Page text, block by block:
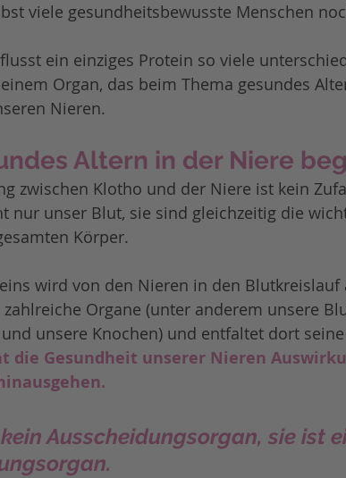
viele gesundheitsbewusste Menschen
ein einziges Protein so viele
Organ, das beim Thema gesundes
Nieren.
Altern in der Niere
zwischen Klotho und der Niere ist kein
nur unser Blut, sie sind gleichzeitig die
Körper.
wird von den Nieren in den
Organe (unter anderem unsere
unsere Knochen) und entfaltet dort
die Gesundheit unserer Nieren
Ausscheidungsorgan, sie ist